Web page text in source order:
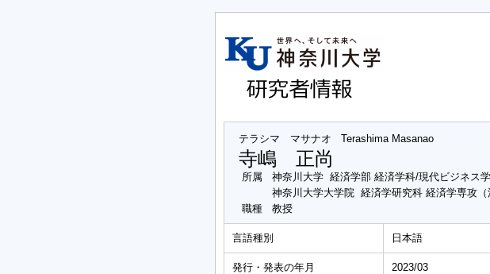
テラシマ マサナオ Terashima Masanao
寺嶋 正尚
所属
神奈川大学 経済学部 経済学科/現代ビジネス
神奈川大学大学院 経済学研究科 経済学専攻（
職種
教授
言語種別 日本語
発行・発表の年月 2023/03